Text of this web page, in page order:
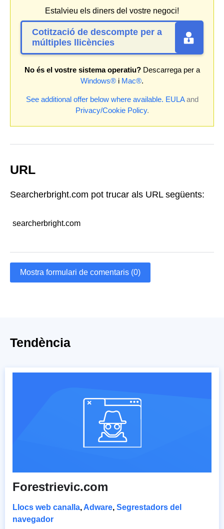
Estalvieu els diners del vostre negoci!
Cotització de descompte per a
múltiples llicències
No és el vostre sistema operatiu?Descarrega per a
Windows® i Mac®.
See additional offer below where available. EULAand
Privacy/Cookie Policy.
URL
Searcherbright.com pot trucar als URL següents:
searcherbright.com
Mostra formulari de comentaris (0)
Tendència
Forestrievic.com
Llocs web canalla, Adware, Segrestadors del
navegador